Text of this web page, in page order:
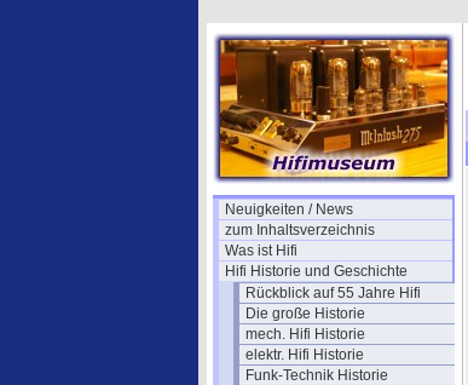
Neuigkeiten / News
zum Inhaltsverzeichnis
Was ist Hifi
Hifi Historie und Geschichte
Rückblick auf 55 Jahre Hifi
Die große Historie
mech. Hifi Historie
elektr. Hifi Historie
Funk-Technik Historie